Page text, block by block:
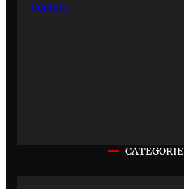
Contatti
CATEGORIE